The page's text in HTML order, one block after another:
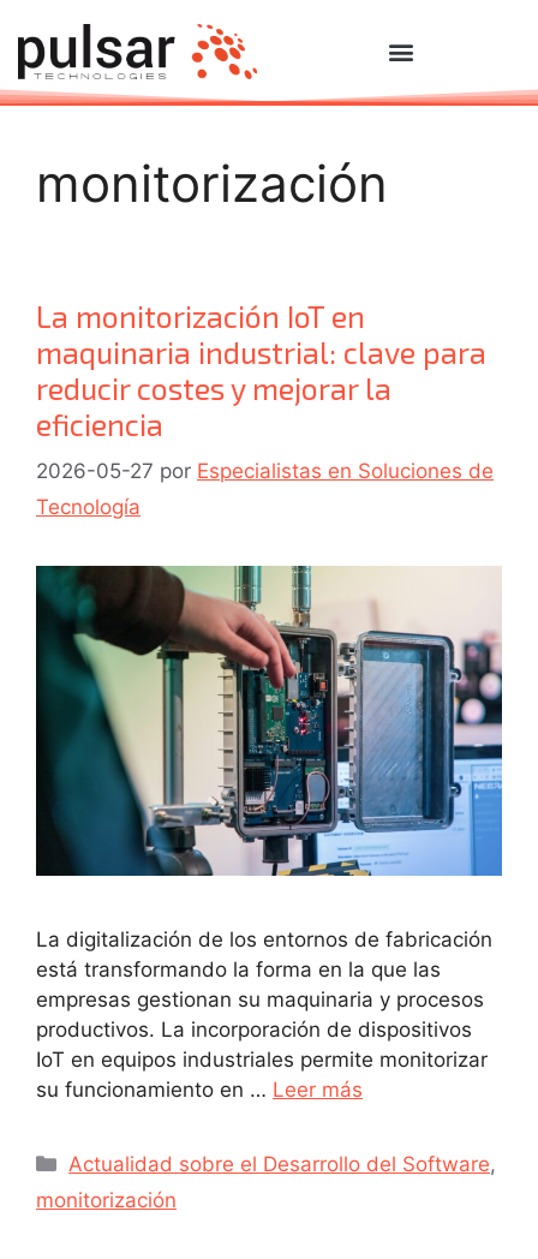
monitorización
La monitorización IoT en
maquinaria industrial: clave para
reducir costes y mejorar la
eficiencia
2026-05-27 por Especialistas en Soluciones de
Tecnología
La digitalización de los entornos de fabricación
está transformando la forma en la que las
empresas gestionan su maquinaria y procesos
productivos. La incorporación de dispositivos
IoT en equipos industriales permite monitorizar
su funcionamiento en … Leer más
Actualidad sobre el Desarrollo del Software,
monitorización